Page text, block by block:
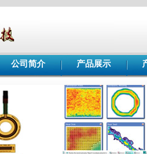
公司简介 产品展示